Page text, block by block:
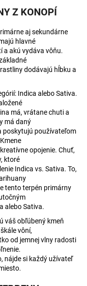
Z KONOPÍ
aj sekundárne
hlavné
a akú vydáva vôňu.
dodávajú hĺbku a
Indica alebo Sativa.
má, vrátane chuti a
má daný
poskytujú používateľom
opojenie. Chuť,
ktoré
Indica vs. Sativa. To,
tento terpén primárny
alebo Sativa.
váš obľúbený kmeň
vôní,
od jemnej vlny radosti
nájde si každý užívateľ